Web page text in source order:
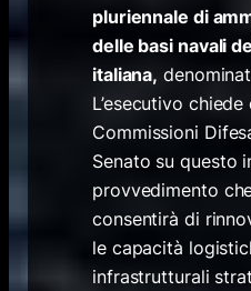
pluriennale di
delle basi navali
italiana,
L’esecutivo
Commissioni
Senato su questo
provvedimento
consentirà di
le capacità
infrastrutturali